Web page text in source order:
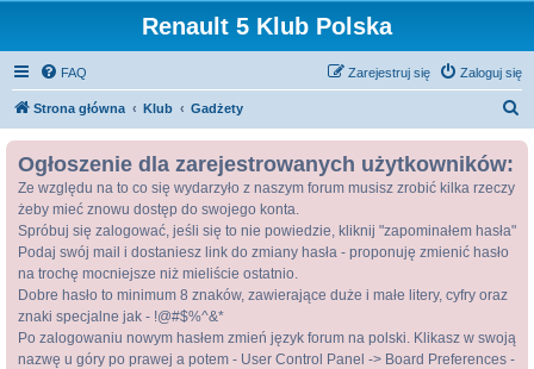
Renault 5 Klub Polska
FAQ Zaloguj się
Zarejestruj się
Strona główna Klub Gadżety
Ogłoszenie dla zarejestrowanych użytkowników:
Ze względu na to co się wydarzyło z naszym forum musisz zrobić kilka rzeczy
żeby mieć znowu dostęp do swojego konta.
Spróbuj się zalogować, jeśli się to nie powiedzie, kliknij "zapominałem hasła"
Podaj swój mail i dostaniesz link do zmiany hasła - proponuję zmienić hasło
na trochę mocniejsze niż mieliście ostatnio.
Dobre hasło to minimum 8 znaków, zawierające duże i małe litery, cyfry oraz
znaki specjalne jak - !@#$%^&*
Po zalogowaniu nowym hasłem zmień język forum na polski. Klikasz w swoją
nazwę u góry po prawej a potem - User Control Panel -> Board Preferences -